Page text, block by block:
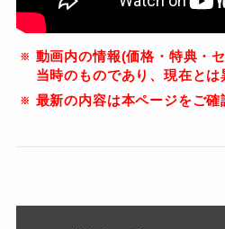
動画内の情報(価格・特典・
当時のものであり、現在とは
最新の内容は本ページをご確